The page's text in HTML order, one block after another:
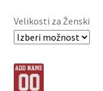
Velikosti za Ženski